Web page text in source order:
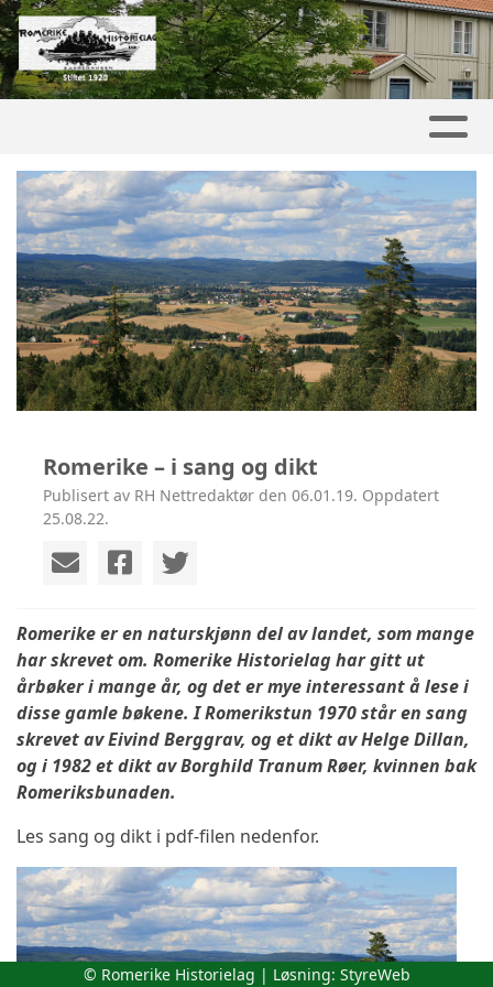
Romerike – i sang og dikt
Publisert av RH Nettredaktør den 06.01.19. Oppdatert
25.08.22.
Romerike er en naturskjønn del av landet, som mange
har skrevet om. Romerike Historielag har gitt ut
årbøker i mange år, og det er mye interessant å lese i
disse gamle bøkene. I Romerikstun 1970 står en sang
skrevet av Eivind Berggrav, og et dikt av Helge Dillan,
og i 1982 et dikt av Borghild Tranum Røer, kvinnen bak
Romeriksbunaden.
Les sang og dikt i pdf-filen nedenfor.
© Romerike Historielag | Løsning: StyreWeb